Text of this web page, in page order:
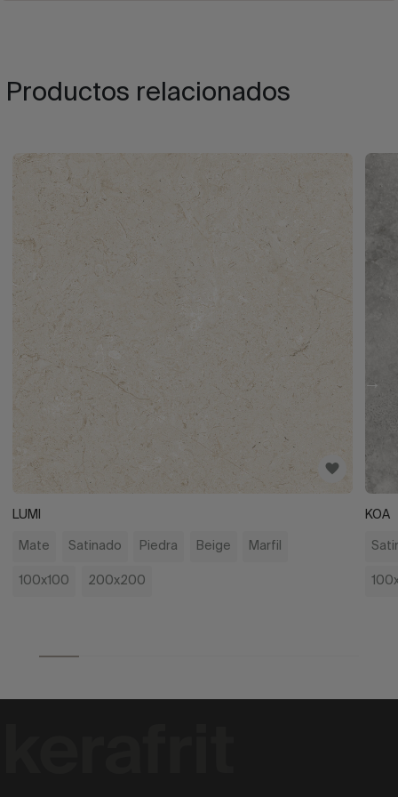
Productos relacionados
LUMI
Mate Satinado Piedra Beige Marfil
100x100 200x200
KOA